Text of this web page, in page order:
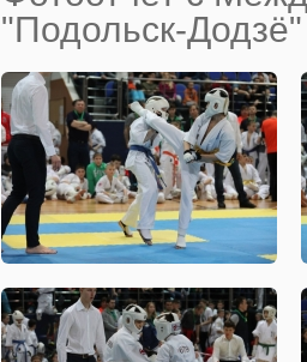
"Подольск-Додзё"
Вы здесь